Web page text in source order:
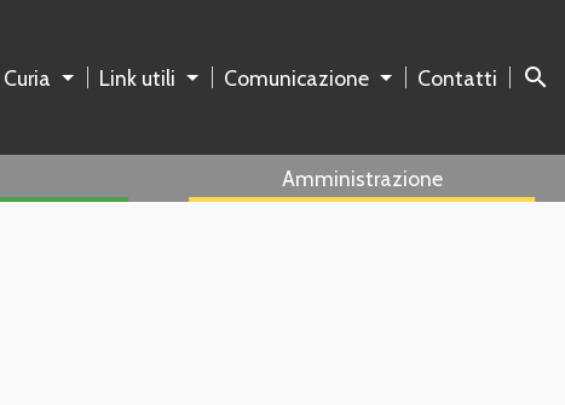
Curia Link utili Comunicazione Contatti search
Amministrazione